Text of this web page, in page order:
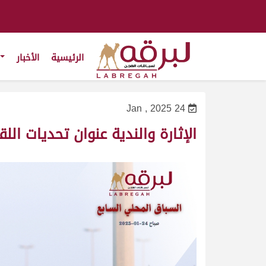
الرئيسية الأخبار
24 Jan , 2025
الإثارة والندية عنوان تحديات